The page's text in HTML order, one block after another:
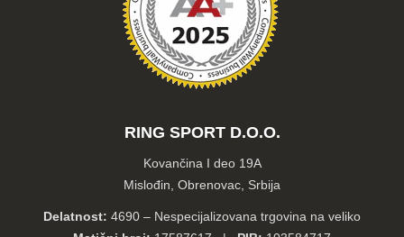
RING SPORT D.O.O.
Kovančina I deo 19A
Mislođin, Obrenovac, Srbija
Delatnost: 4690 – Nespecijalizovana trgovina na veliko